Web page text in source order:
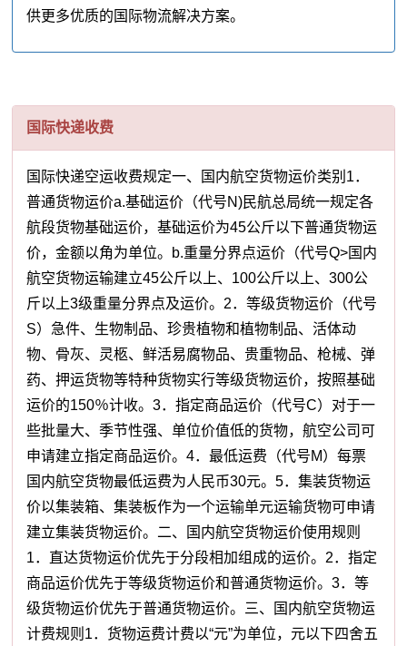
供更多优质的国际物流解决方案。
国际快递收费
国际快递空运收费规定一、国内航空货物运价类别1．
普通货物运价a.基础运价（代号N)民航总局统一规定各
航段货物基础运价，基础运价为45公斤以下普通货物运
价，金额以角为单位。b.重量分界点运价（代号Q>国内
航空货物运输建立45公斤以上、100公斤以上、300公
斤以上3级重量分界点及运价。2．等级货物运价（代号
S）急件、生物制品、珍贵植物和植物制品、活体动
物、骨灰、灵柩、鲜活易腐物品、贵重物品、枪械、弹
药、押运货物等特种货物实行等级货物运价，按照基础
运价的150％计收。3．指定商品运价（代号C）对于一
些批量大、季节性强、单位价值低的货物，航空公司可
申请建立指定商品运价。4．最低运费（代号M）每票
国内航空货物最低运费为人民币30元。5．集装货物运
价以集装箱、集装板作为一个运输单元运输货物可申请
建立集装货物运价。二、国内航空货物运价使用规则
1．直达货物运价优先于分段相加组成的运价。2．指定
商品运价优先于等级货物运价和普通货物运价。3．等
级货物运价优先于普通货物运价。三、国内航空货物运
计费规则1．货物运费计费以“元”为单位，元以下四舍五